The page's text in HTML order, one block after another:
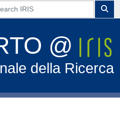
@
della Ricerca